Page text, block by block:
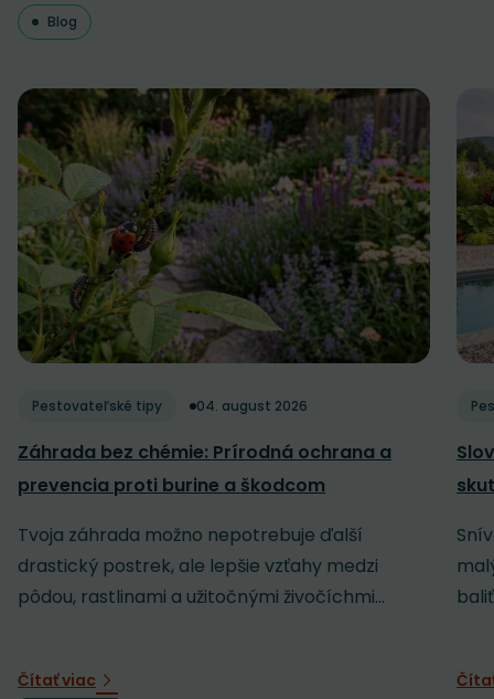
Blog
Pestovateľské tipy 04. august 2026
Záhrada bez chémie: Prírodná ochrana a
prevencia proti burine a škodcom
Tvoja záhrada možno nepotrebuje ďalší
drastický postrek, ale lepšie vzťahy medzi
pôdou, rastlinami a užitočnými živočíchmi...
Čítať viac